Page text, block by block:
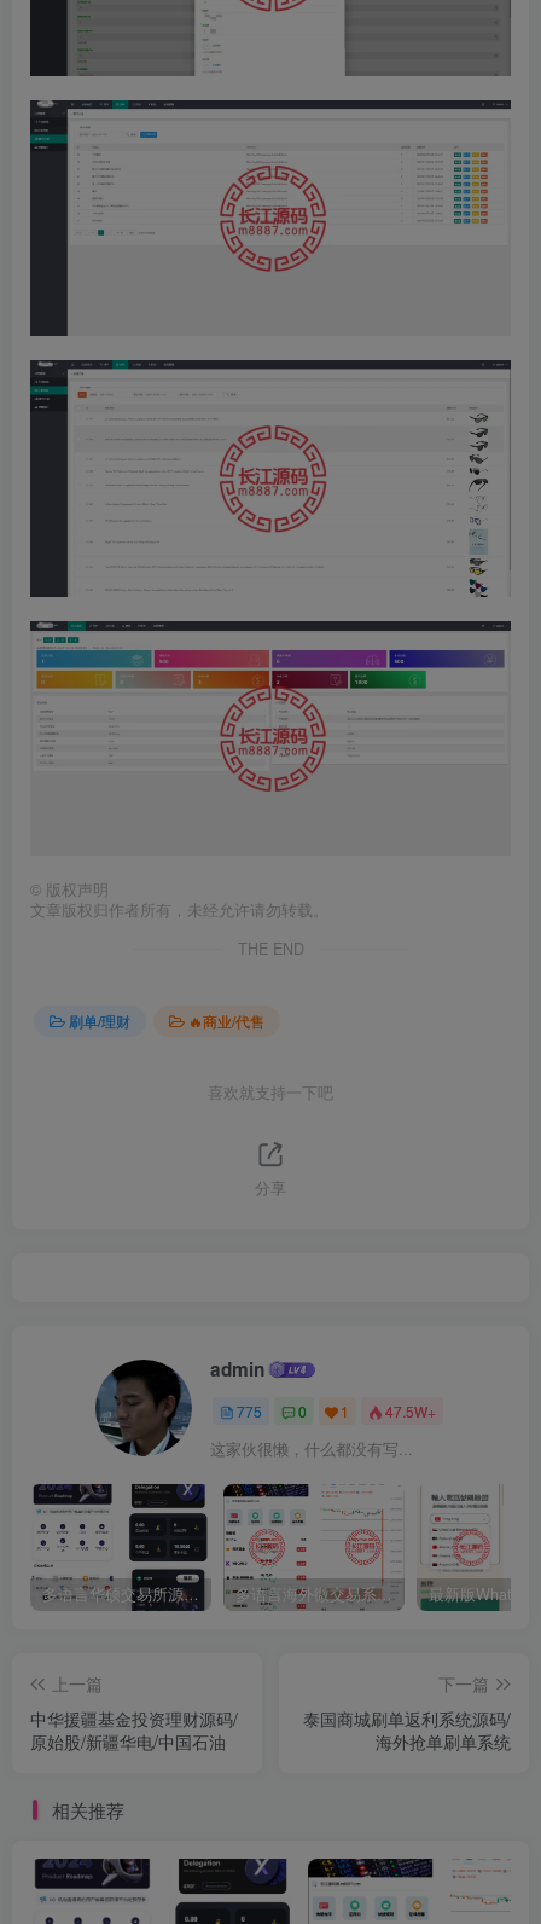
© 版权声明
文章版权归作者所有，未经允许请勿转载。
THE END
刷单/理财 🔥商业/代售
喜欢就支持一下吧
分享
admin
775 0 1 47.5W+
这家伙很懒，什么都没有写...
多语言华硕交易所源码/手机端uniapp电脑端vue.支持秒合约/币币/国际黄金/U本位合约/DeFi挖矿 多语言海外微交易系统源码/虚拟币黄金期货外汇微盘
上一篇
中华援疆基金投资理财源码/
原始股/新疆华电/中国石油
下一篇
泰国商城刷单返利系统源码/
海外抢单刷单系统
相关推荐